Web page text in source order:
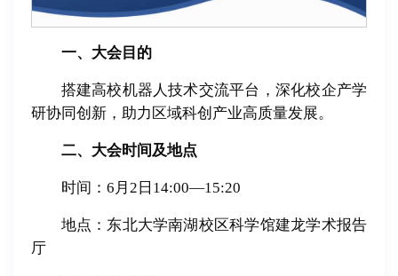
一、大会目的
搭建高校机器人技术交流平台，深化校企产学
研协同创新，助力区域科创产业高质量发展。
二、大会时间及地点
时间：6月2日14:00—15:20
地点：东北大学南湖校区科学馆建龙学术报告
厅